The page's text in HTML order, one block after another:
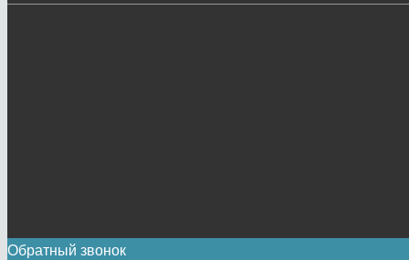
Обратный звонок